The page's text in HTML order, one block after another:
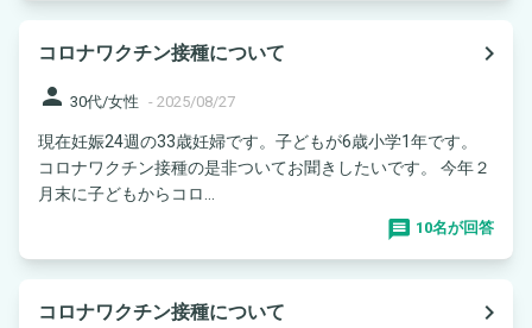
コロナワクチン接種について
navigate_next
person 30代/女性 - 2025/08/27
現在妊娠24週の33歳妊婦です。子どもが6歳小学1年です。
コロナワクチン接種の是非ついてお聞きしたいです。 今年２
月末に子どもからコロ...
10名が回答
コロナワクチン接種について
navigate_next